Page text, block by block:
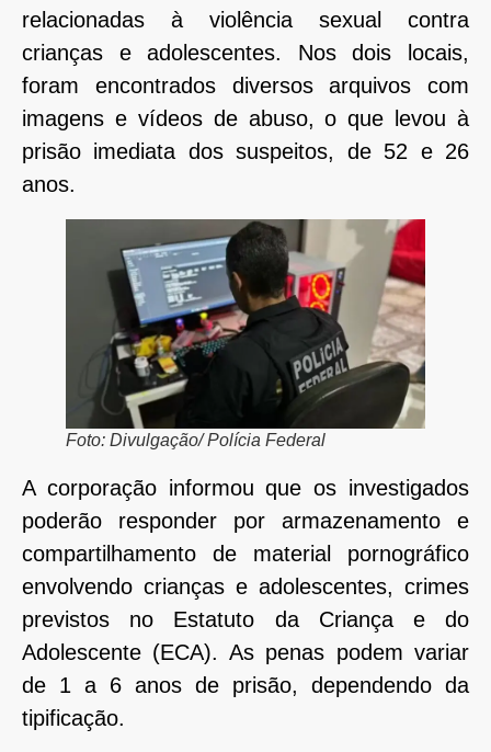
relacionadas à violência sexual contra
crianças e adolescentes. Nos dois locais,
foram encontrados diversos arquivos com
imagens e vídeos de abuso, o que levou à
prisão imediata dos suspeitos, de 52 e 26
anos.
Foto: Divulgação/ Polícia Federal
A corporação informou que os investigados
poderão responder por armazenamento e
compartilhamento de material pornográfico
envolvendo crianças e adolescentes, crimes
previstos no Estatuto da Criança e do
Adolescente (ECA). As penas podem variar
de 1 a 6 anos de prisão, dependendo da
tipificação.